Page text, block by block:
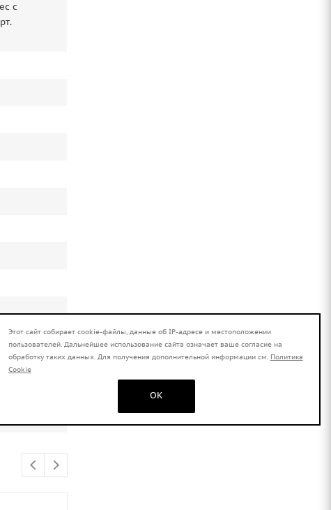
с
Этот сайт собирает cookie-файлы, данные об IP-адресе и местоположении
пользователей. Дальнейшее использование сайта означает ваше согласие на
обработку таких данных. Для получения дополнительной информации см. Политика
Cookie
OK